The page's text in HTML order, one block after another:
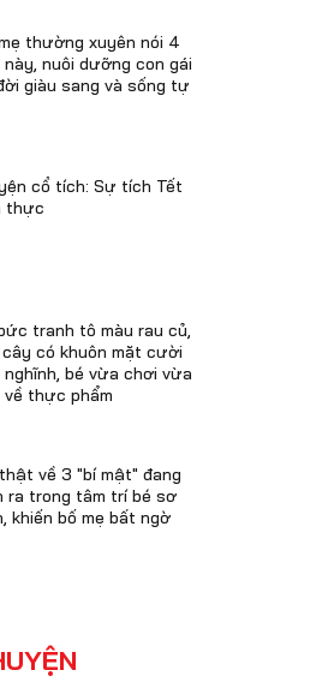
thường xuyên nói 4
này, nuôi dưỡng con gái
giàu sang và sống tự
cổ tích: Sự tích Tết
thực
tranh tô màu rau củ,
có khuôn mặt cười
nghĩnh, bé vừa chơi vừa
về thực phẩm
về 3 "bí mật" đang
ra trong tâm trí bé sơ
khiến bố mẹ bất ngờ